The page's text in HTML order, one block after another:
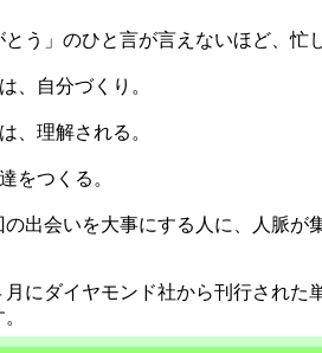
う」のひと言が言えないほど、忙
自分づくり。
理解される。
をつくる。
出会いを大事にする人に、人脈が
にダイヤモンド社から刊行された